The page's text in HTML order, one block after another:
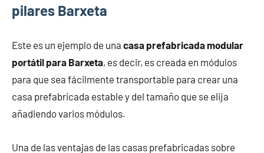
pilares Barxeta
Este es un ejemplo de una casa prefabricada modular
portátil para Barxeta, es decir, es creada en módulos
para que sea fácilmente transportable para crear una
casa prefabricada estable y del tamaño que se elija
añadiendo varios módulos.
Una de las ventajas de las casas prefabricadas sobre